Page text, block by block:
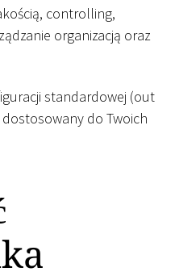
controlling,
organizacją oraz
standardowej (out
do Twoich